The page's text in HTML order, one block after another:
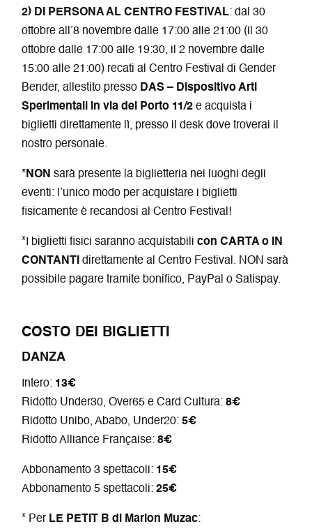
2) DI PERSONA AL CENTRO FESTIVAL: dal 30
ottobre all’8 novembre dalle 17:00 alle 21:00 (il 30
ottobre dalle 17:00 alle 19:30, il 2 novembre dalle
15:00 alle 21:00) recati al Centro Festival di Gender
Bender, allestito presso DAS – Dispositivo Arti
Sperimentali in via del Porto 11/2 e acquista i
biglietti direttamente lì, presso il desk dove troverai il
nostro personale.
* NON sarà presente la biglietteria nei luoghi degli
eventi: l’unico modo per acquistare i biglietti
fisicamente è recandosi al Centro Festival!
*I biglietti fisici saranno acquistabilicon CARTA o IN
CONTANTI
direttamente al Centro Festival. NON sarà
possibile pagare tramite bonifico, PayPal o Satispay.
COSTO DEI BIGLIETTI
DANZA
Intero: 13€
Ridotto Under30, Over65 e Card Cultura:8€
Ridotto Unibo, Ababo, Under20:5€
Ridotto Alliance Française:8€
Abbonamento 3 spettacoli: 15€
Abbonamento 5 spettacoli:25€
* Per LE PETIT B di Marion Muzac: